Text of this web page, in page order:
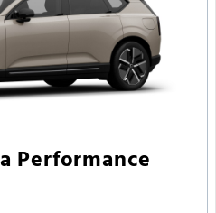
Performance